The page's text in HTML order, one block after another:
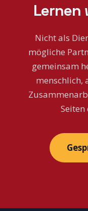
Lernen
Nicht als
mögliche
gemeinsam
menschlich,
Seiten